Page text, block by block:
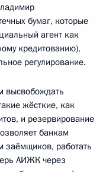
бумаг, которые
агент как
кредитованию),
регулирование.
высвобождать
жёсткие, как
и резервирование
банкам
заёмщиков, работать
АИЖК через